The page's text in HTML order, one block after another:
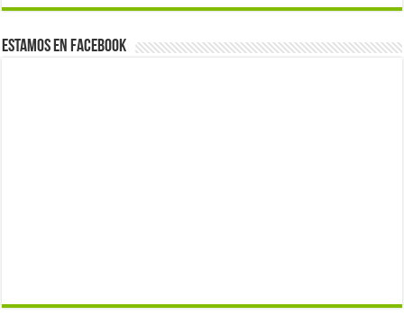
Estamos en Facebook